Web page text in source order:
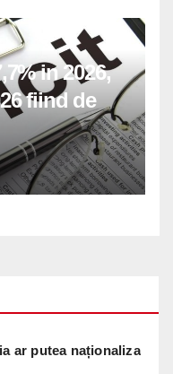
in 2026,
fiind de
ar putea naționaliza